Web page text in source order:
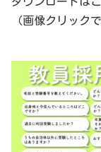
（画像クリック